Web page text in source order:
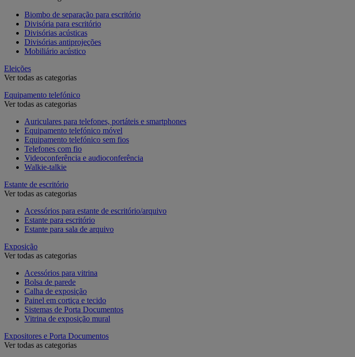
Biombo de separação para escritório
Divisória para escritório
Divisórias acústicas
Divisórias antiprojeções
Mobiliário acústico
Eleições
Ver todas as categorias
Equipamento telefónico
Ver todas as categorias
Auriculares para telefones, portáteis e smartphones
Equipamento telefónico móvel
Equipamento telefónico sem fios
Telefones com fio
Videoconferência e audioconferência
Walkie-talkie
Estante de escritório
Ver todas as categorias
Acessórios para estante de escritório/arquivo
Estante para escritório
Estante para sala de arquivo
Exposição
Ver todas as categorias
Acessórios para vitrina
Bolsa de parede
Calha de exposição
Painel em cortiça e tecido
Sistemas de Porta Documentos
Vitrina de exposição mural
Expositores e Porta Documentos
Ver todas as categorias